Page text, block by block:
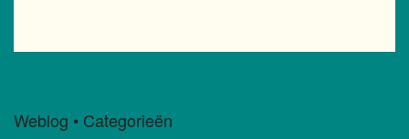
Weblog • Categorieën